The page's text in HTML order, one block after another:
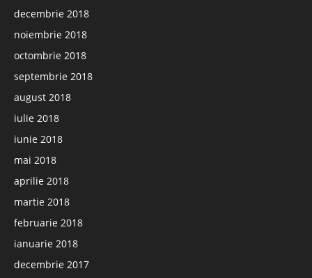
decembrie 2018
noiembrie 2018
octombrie 2018
septembrie 2018
august 2018
iulie 2018
iunie 2018
mai 2018
aprilie 2018
martie 2018
februarie 2018
ianuarie 2018
decembrie 2017